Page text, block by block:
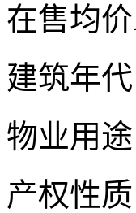
在售均价
建筑年代
物业用途
产权性质